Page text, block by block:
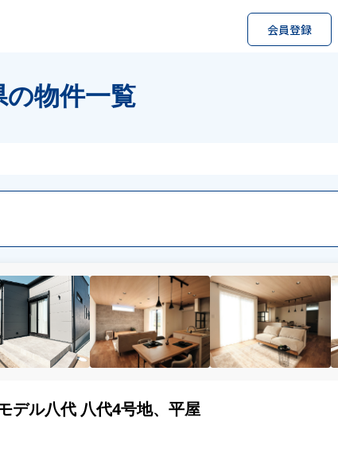
会員登録
の物件一覧
デル八代 八代4号地、平屋